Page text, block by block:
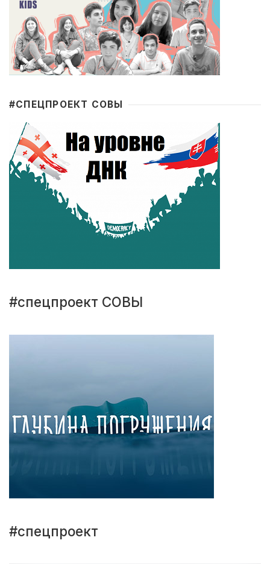
#CПЕЦПРОЕКТ СОВЫ
#спецпроект СОВЫ
#спецпроект